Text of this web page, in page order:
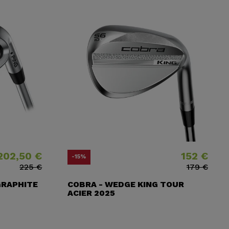
€
225 €
-15% 152 €
Prix ​​habituel
179 €
COBRA - WEDGE KING TOUR
ACIER 2025